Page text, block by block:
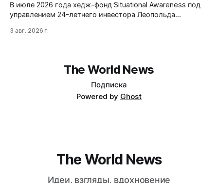
В июле 2026 года хедж-фонд Situational Awareness под
управлением 24-летнего инвестора Леопольда
потеряв $30 млрд за месяц. Причина — маржин-коллы
3 авг. 2026 г.
The World News
Подписка
Powered by Ghost
The World News
Идеи, взгляды, вдохновение